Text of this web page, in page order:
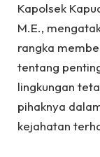
Kapolsek
M.E.,
rangka
tentang
lingkungan
pihaknya
kejahatan